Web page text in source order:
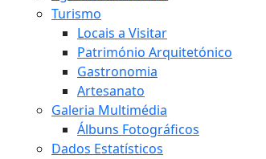
Turismo
Locais a Visitar
Património Arquitetónico
Gastronomia
Artesanato
Galeria Multimédia
Álbuns Fotográficos
Dados Estatísticos